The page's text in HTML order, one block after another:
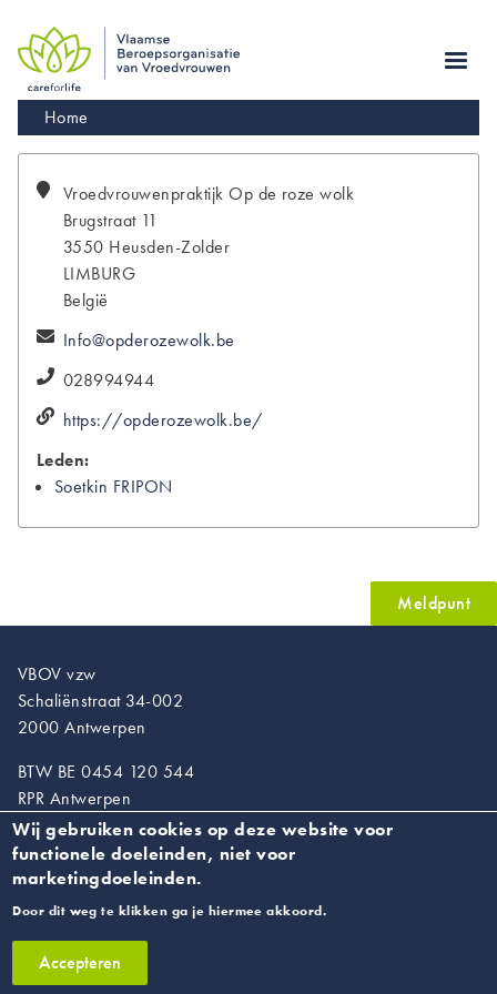
main
navigation
Kruimelpad
Home
Vroedvrouwenpraktijk Op de roze wolk
Brugstraat 11
3550 Heusden-Zolder
LIMBURG
België
Info@opderozewolk.be
028994944
https://opderozewolk.be/
Leden:
Soetkin FRIPON
Meldpunt
VBOV vzw
Schaliënstraat 34-002
2000 Antwerpen
BTW BE 0454 120 544
RPR Antwerpen
T. 03/218.89.67
info@vroedvrouwen.be
Privacyverklaring
Wij gebruiken cookies op deze website voor
functionele doeleinden, niet voor
marketingdoeleinden.
Door dit weg te klikken ga je hiermee akkoord.
Accepteren